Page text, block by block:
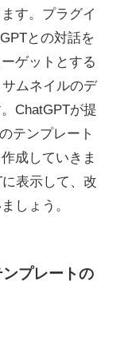
す。プラグイ
との対話を
ゲットとする
ムネイルのデ
ChatGPTが提
テンプレート
成していきま
表示して、改
しょう。
プレートの